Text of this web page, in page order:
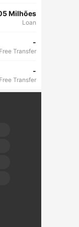
Milhões
Loan
-
Free Transfer
-
Free Transfer